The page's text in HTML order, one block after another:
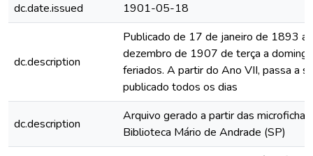
dc.date.issued
1901-05-18
dc.description
Publicado de 17 de janeiro de 1893 a
dezembro de 1907 de terça a
feriados. A partir do Ano VII, passa a
publicado todos os dias
dc.description
Arquivo gerado a partir das
Biblioteca Mário de Andrade (SP)